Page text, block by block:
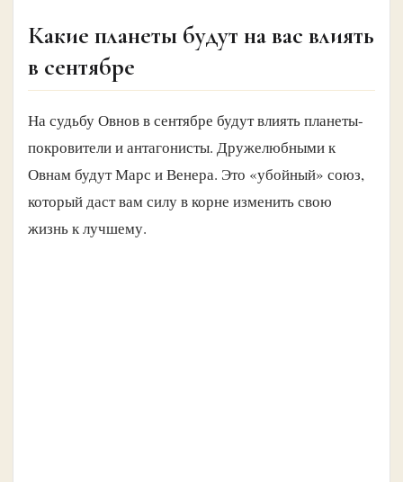
Какие планеты будут на вас влиять
в сентябре
На судьбу Овнов в сентябре будут влиять планеты-
покровители и антагонисты. Дружелюбными к
Овнам будут Марс и Венера. Это «убойный» союз,
который даст вам силу в корне изменить свою
жизнь к лучшему.